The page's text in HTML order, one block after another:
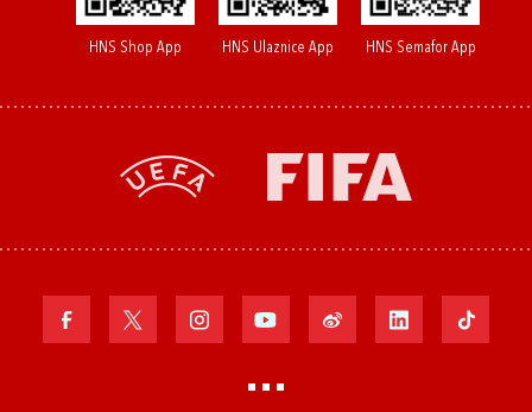
HNS Shop App HNS Ulaznice App HNS Semafor App